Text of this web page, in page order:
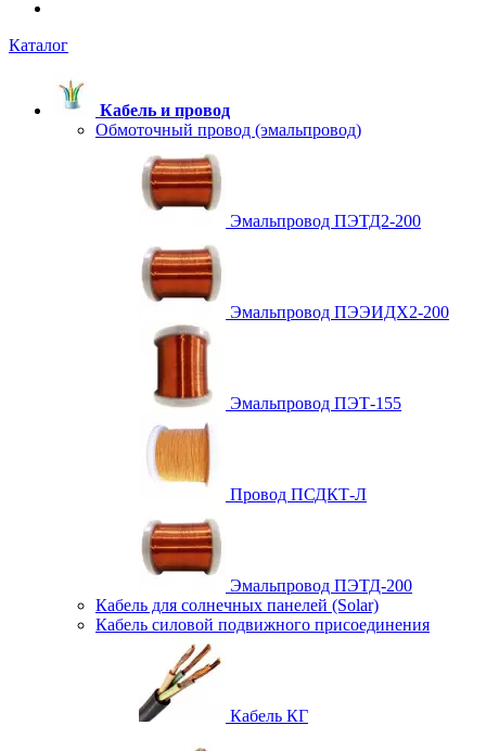
Каталог
Кабель и провод
Обмоточный провод (эмальпровод)
Эмальпровод ПЭТД2-200
Эмальпровод ПЭЭИДХ2-200
Эмальпровод ПЭТ-155
Провод ПСДКТ-Л
Эмальпровод ПЭТД-200
Кабель для солнечных панелей (Solar)
Кабель силовой подвижного присоединения
Кабель КГ